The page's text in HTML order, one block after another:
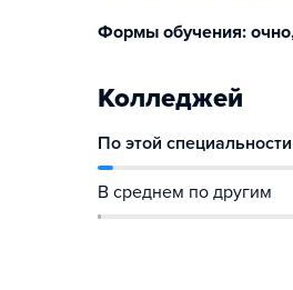
Формы обучения:
Колледжей
По этой специальности
В среднем по другим